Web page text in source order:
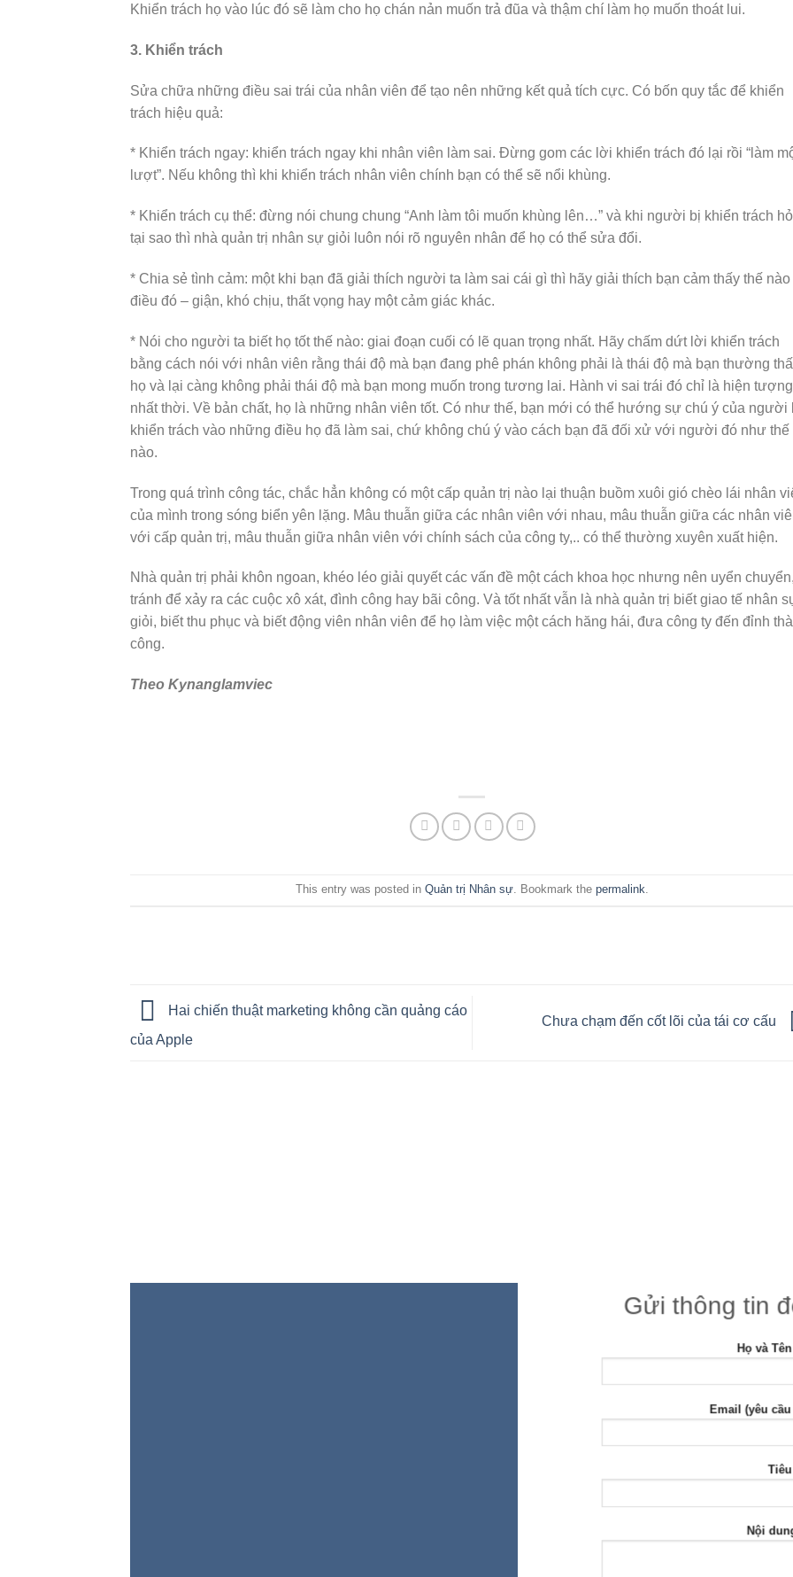
Khiển trách họ vào lúc đó sẽ làm cho họ chán nản muốn trả đũa và thậm chí làm họ muốn thoát lui.
3. Khiển trách
Sửa chữa những điều sai trái của nhân viên để tạo nên những kết quả tích cực. Có bốn quy tắc để khiển
trách hiệu quả:
* Khiển trách ngay: khiển trách ngay khi nhân viên làm sai. Đừng gom các lời khiển trách đó lại rồi “làm
lượt”. Nếu không thì khi khiển trách nhân viên chính bạn có thể sẽ nổi khùng.
* Khiển trách cụ thể: đừng nói chung chung “Anh làm tôi muốn khùng lên…” và khi người bị khiển trách
tại sao thì nhà quản trị nhân sự giỏi luôn nói rõ nguyên nhân để họ có thể sửa đổi.
* Chia sẻ tình cảm: một khi bạn đã giải thích người ta làm sai cái gì thì hãy giải thích bạn cảm thấy thế nào
điều đó – giận, khó chịu, thất vọng hay một cảm giác khác.
* Nói cho người ta biết họ tốt thế nào: giai đoạn cuối có lẽ quan trọng nhất. Hãy chấm dứt lời khiển trách
bằng cách nói với nhân viên rằng thái độ mà bạn đang phê phán không phải là thái độ mà bạn thường
họ và lại càng không phải thái độ mà bạn mong muốn trong tương lai. Hành vi sai trái đó chỉ là hiện tượng
nhất thời. Về bản chất, họ là những nhân viên tốt. Có như thế, bạn mới có thể hướng sự chú ý của người
khiển trách vào những điều họ đã làm sai, chứ không chú ý vào cách bạn đã đối xử với người đó như thế
nào.
Trong quá trình công tác, chắc hẳn không có một cấp quản trị nào lại thuận buồm xuôi gió chèo lái nhân
của mình trong sóng biển yên lặng. Mâu thuẫn giữa các nhân viên với nhau, mâu thuẫn giữa các nhân
với cấp quản trị, mâu thuẫn giữa nhân viên với chính sách của công ty,.. có thể thường xuyên xuất hiện.
Nhà quản trị phải khôn ngoan, khéo léo giải quyết các vấn đề một cách khoa học nhưng nên uyển chuyển,
tránh để xảy ra các cuộc xô xát, đình công hay bãi công. Và tốt nhất vẫn là nhà quản trị biết giao tế nhân
giỏi, biết thu phục và biết động viên nhân viên để họ làm việc một cách hăng hái, đưa công ty đến đỉnh
công.
Theo Kynanglamviec
This entry was posted in Quản trị Nhân sự. Bookmark the permalink.
Hai chiến thuật marketing không cần quảng cáo
của Apple
Chưa chạm đến cốt lõi của tái cơ cấu
Gửi thông tin
Họ và
Email (yêu
Nội